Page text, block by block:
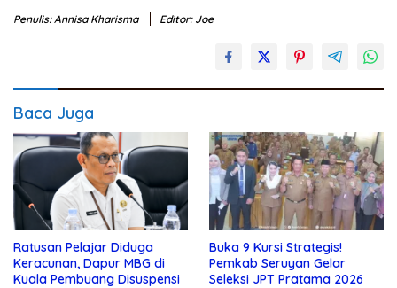
Penulis: Annisa Kharisma Editor: Joe
Baca Juga
Ratusan Pelajar Diduga
Keracunan, Dapur MBG di
Kuala Pembuang Disuspensi
Buka 9 Kursi Strategis!
Pemkab Seruyan Gelar
Seleksi JPT Pratama 2026